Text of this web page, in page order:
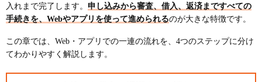
入れまで完了します。 申し込みから審査、借入、返済まですべての
手続きを、Webやアプリを使って進められるのが大きな特徴です。
この章では、Web・アプリでの一連の流れを、4つのステップに分け
てわかりやすく解説します。